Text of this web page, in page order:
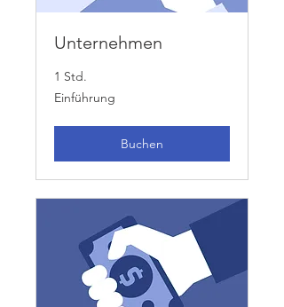
Unternehmen
1 Std.
Einführung
Einführung
Buchen